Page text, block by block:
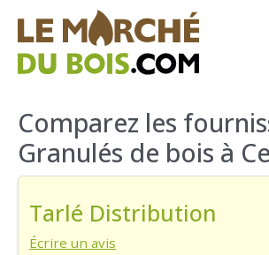
CHAUFFAGE AU BOIS
FAQ
TROUVER SON FOURNISSEUR
Comparez les
Granulés de bois à
Tarlé Distribution
Écrire un avis